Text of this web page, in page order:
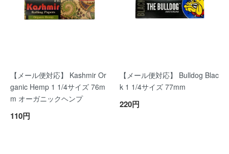
【メール便対応】 Kashmir Or
ganic Hemp 1 1/4サイズ 76m
m オーガニックヘンプ
110円
【メール便対応】 Bulldog Blac
k 1 1/4サイズ 77mm
220円